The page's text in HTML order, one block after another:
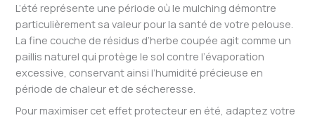
L’été représente une période où le mulching démontre
particulièrement sa valeur pour la santé de votre pelouse.
La fine couche de résidus d’herbe coupée agit comme un
paillis naturel qui protège le sol contre l’évaporation
excessive, conservant ainsi l’humidité précieuse en
période de chaleur et de sécheresse.
Pour maximiser cet effet protecteur en été, adaptez votre